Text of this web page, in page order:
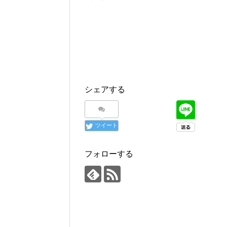
シェアする
ツイート
フォローする